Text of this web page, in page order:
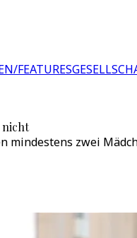
FEATURES
nicht
mindestens zwei